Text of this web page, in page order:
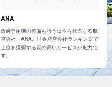
ANA
政府専用機の整備も行う日本を代表する航
空会社、ANA。世界航空会社ランキングで
上位を獲得する質の高いサービスが魅力で
す。